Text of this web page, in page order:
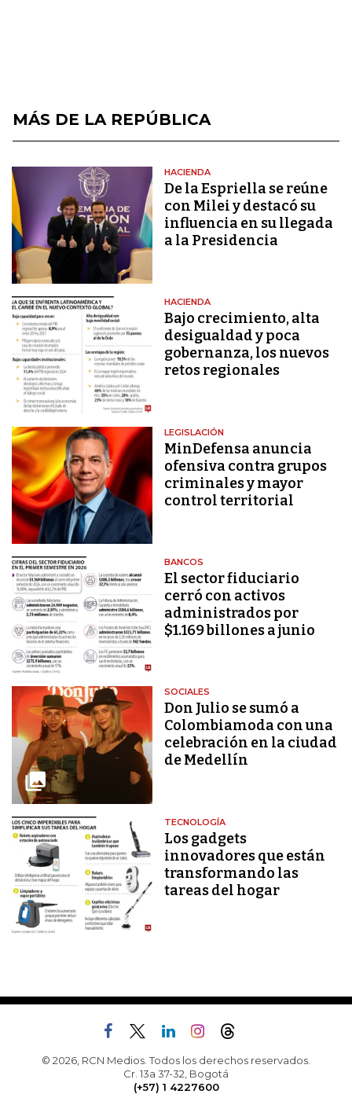
MÁS DE LA REPÚBLICA
HACIENDA
De la Espriella se reúne
con Milei y destacó su
influencia en su llegada
a la Presidencia
HACIENDA
Bajo crecimiento, alta
desigualdad y poca
gobernanza, los nuevos
retos regionales
LEGISLACIÓN
MinDefensa anuncia
ofensiva contra grupos
criminales y mayor
control territorial
BANCOS
El sector fiduciario
cerró con activos
administrados por
$1.169 billones a junio
SOCIALES
Don Julio se sumó a
Colombiamoda con una
celebración en la ciudad
de Medellín
TECNOLOGÍA
Los gadgets
innovadores que están
transformando las
tareas del hogar
© 2026, RCN Medios. Todos los derechos reservados.
Cr. 13a 37-32, Bogotá
(+57) 1 4227600